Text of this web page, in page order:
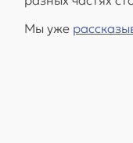
Мы уже